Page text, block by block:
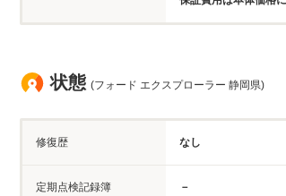
状態 (フォード エクスプローラー 静岡県)
修復歴 なし
定期点検記録簿 －